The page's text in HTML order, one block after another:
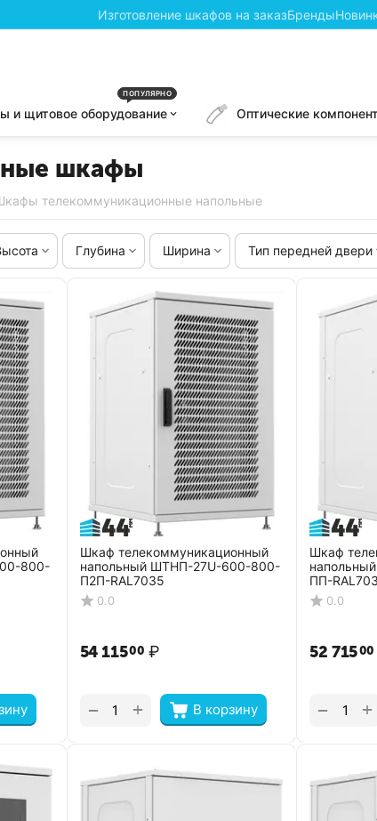
Изготовление шкафов на заказБренды
и щитовое оборудование
ПОПУЛЯРНО
Оптические
шкафы
телекоммуникационные напольные
Глубина Ширина Тип передней двери
800-
Шкаф телекоммуникационный
напольный ШТНП-27U-600-800-
П2П-RAL7035
0.0
54 11500 ₽
В корзину
+
−
Шкаф
ПП-
0.0
52 71500
+
−